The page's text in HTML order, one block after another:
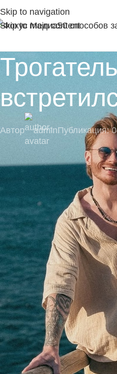
Skip to navigation
Skip to main content50 способов
Автор adminПубликация:
⚡ Будьте в числе
Подпишитесь на наш
Трогательная встреча:
опубликовал совместное